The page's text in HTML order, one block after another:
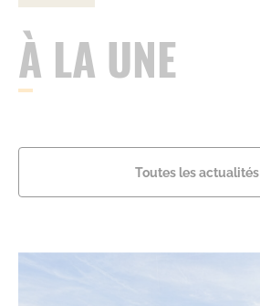
À LA UNE
Toutes les actualités